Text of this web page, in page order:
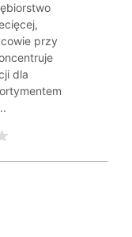
przy
dla